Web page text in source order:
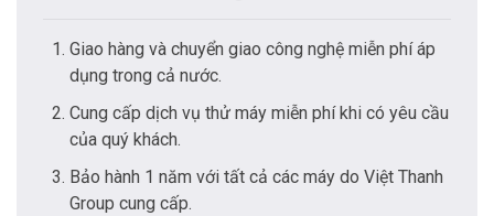
Giao hàng và chuyển giao công nghệ miễn phí áp
dụng trong cả nước.
Cung cấp dịch vụ thử máy miễn phí khi có yêu cầu
của quý khách.
Bảo hành 1 năm với tất cả các máy do Việt Thanh
Group cung cấp.